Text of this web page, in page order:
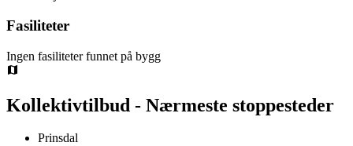
Fasiliteter
Ingen fasiliteter funnet på bygg
Kollektivtilbud - Nærmeste stoppesteder
Prinsdal